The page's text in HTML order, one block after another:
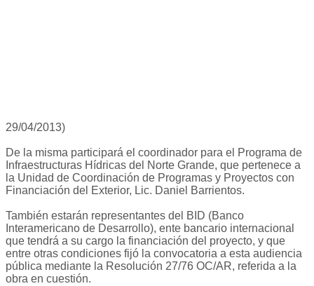
29/04/2013)
De la misma participará el coordinador para el Programa de
Infraestructuras Hídricas del Norte Grande, que pertenece a
la Unidad de Coordinación de Programas y Proyectos con
Financiación del Exterior, Lic. Daniel Barrientos.
También estarán representantes del BID (Banco
Interamericano de Desarrollo), ente bancario internacional
que tendrá a su cargo la financiación del proyecto, y que
entre otras condiciones fijó la convocatoria a esta audiencia
pública mediante la Resolución 27/76 OC/AR, referida a la
obra en cuestión.